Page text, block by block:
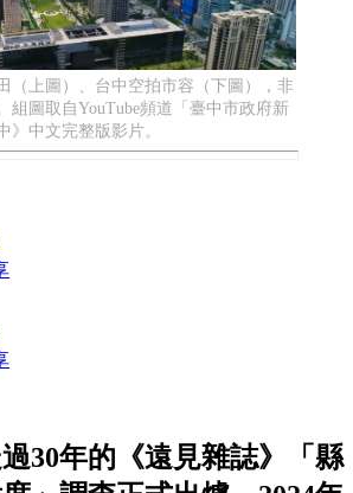
（上圖）、台中空拍市容（下圖），非
組圖取自YouTube頻道「臺中市政府新
》中文完整版影片。
30年的《遠見雜誌》「縣